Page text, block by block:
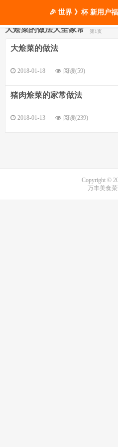
大烩菜的做法大全家常 第1页
大烩菜的做法
2018-01-18 阅读(59)
猪肉烩菜的家常做法
2018-01-13 阅读(239)
Copyright ©
万丰美食
🎉 世界 》杯 新用户